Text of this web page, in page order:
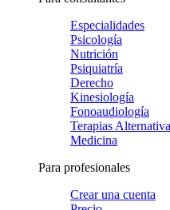
Especialidades
Psicología
Nutrición
Psiquiatría
Derecho
Kinesiología
Fonoaudiología
Terapias
Medicina
Para profesionales
Crear una cuenta